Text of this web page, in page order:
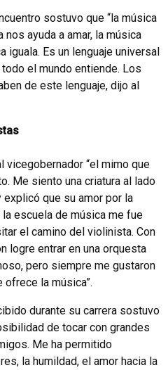
sostuvo que “la música
ayuda a amar, la música
iguala. Es un lenguaje universal
el mundo entiende. Los
de este lenguaje, dijo al
vicegobernador “el mimo que
Me siento una criatura al lado
que su amor por la
la escuela de música me fue
el camino del violinista. Con
logre entrar en una orquesta
pero siempre me gustaron
la música”.
durante su carrera sostuvo
de tocar con grandes
Me ha permitido
la humildad, el amor hacia la